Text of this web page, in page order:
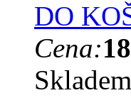
DO
Cena:
Skladem